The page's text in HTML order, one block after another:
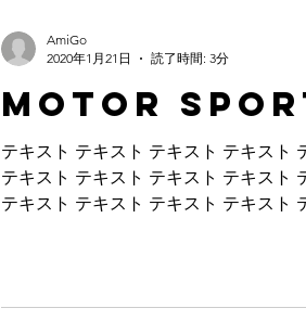
Motor
テキスト テキスト テキスト テキスト
テキスト テキスト テキスト テキスト
テキスト テキスト テキスト テキスト
AmiGo
2020年1月21日
読了時間: 3分